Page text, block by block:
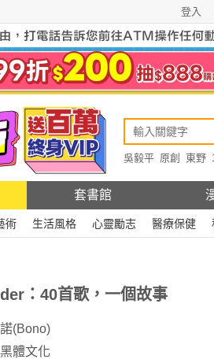
登入
吳毅平 原創 東野
套書館
術 生活風格 心靈勵志 醫療保健
：40首歌，一個故事
(Bono)
黑體文化